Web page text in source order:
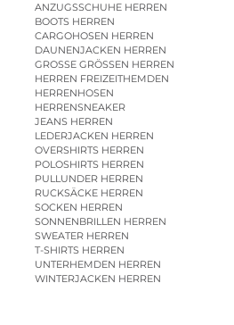
ANZUGSSCHUHE HERREN
BOOTS HERREN
CARGOHOSEN HERREN
DAUNENJACKEN HERREN
GROSSE GRÖSSEN HERREN
HERREN FREIZEITHEMDEN
HERRENHOSEN
HERRENSNEAKER
JEANS HERREN
LEDERJACKEN HERREN
OVERSHIRTS HERREN
POLOSHIRTS HERREN
PULLUNDER HERREN
RUCKSÄCKE HERREN
SOCKEN HERREN
SONNENBRILLEN HERREN
SWEATER HERREN
T-SHIRTS HERREN
UNTERHEMDEN HERREN
WINTERJACKEN HERREN